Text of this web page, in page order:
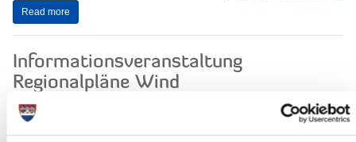
Read more
Informationsveranstaltung
Regionalpläne Wind
Die Landesplanung hat auf einer
Informationsveranstaltung am 25. April